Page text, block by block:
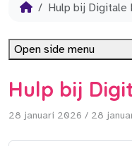
Hulp bij Digitale
Hulp bij
28 januari 2026 / 28
Open side menu